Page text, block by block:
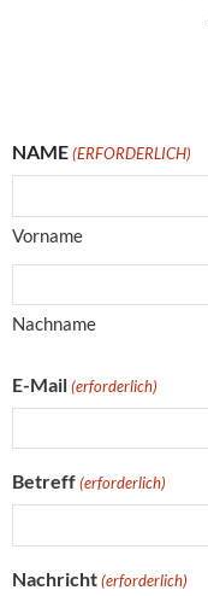
NAME (ERFORDERLICH)
Vorname
Nachname
E-Mail (erforderlich)
Betreff (erforderlich)
Nachricht (erforderlich)